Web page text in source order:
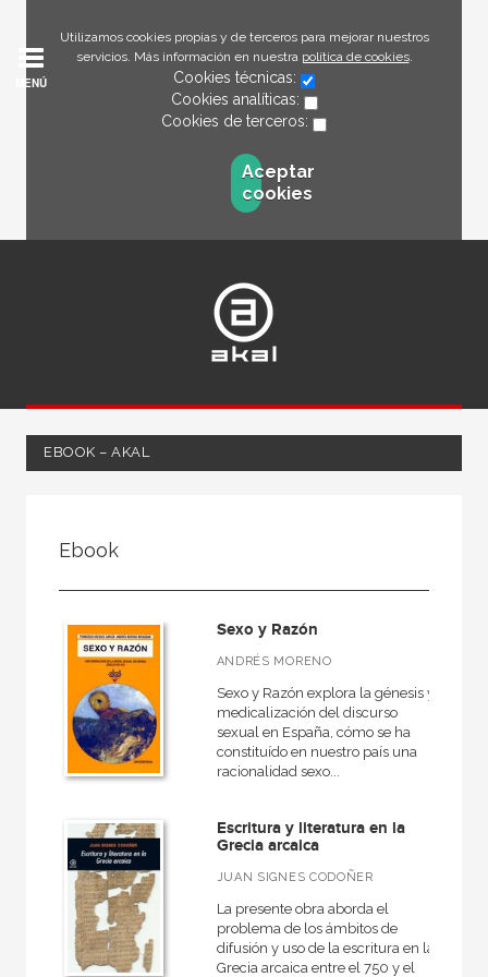
Utilizamos cookies propias y de terceros para mejorar nuestros
servicios. Más información en nuestra política de cookies.
Cookies técnicas:
Cookies analíticas:
Cookies de terceros:
Aceptar
cookies
MENÚ
EBOOK – AKAL
Ciencias humanas y sociales
Historia
MATERIAS
Arqueología
Europa
Actual
Prehistoria
Grecia
América
Ebook
Sexo y Razón
ANDRÉS MORENO
Sexo y Razón explora la génesis y
medicalización del discurso
sexual en España, cómo se ha
constituído en nuestro país una
racionalidad sexo...
Escritura y literatura en la
Grecia arcaica
JUAN SIGNES CODOÑER
La presente obra aborda el
problema de los ámbitos de
difusión y uso de la escritura en la
Grecia arcaica entre el 750 y el